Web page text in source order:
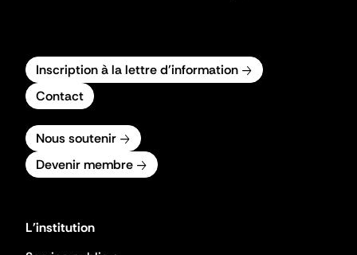
Inscription à la lettre d'information
Contact
Nous soutenir
Devenir membre
L'institution